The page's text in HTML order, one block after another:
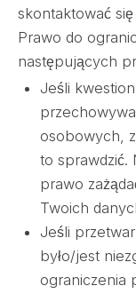
skontaktować
Prawo do
następujących
Jeśli
osobowych,
to sprawdzić.
prawo
Twoich
Jeśli
było/jest
ograniczenia